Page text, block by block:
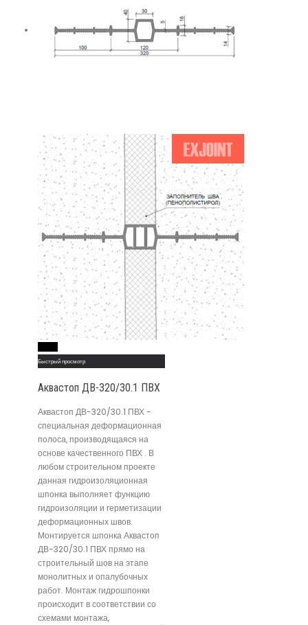
Быстрый просмотр
Аквастоп ДВ-320/30.1 ПВХ
Аквастоп ДВ-320/30.1 ПВХ -
специальная деформационная
полоса, производящаяся на
основе качественного ПВХ . В
любом строительном проекте
данная гидроизоляционная
шпонка выполняет функцию
гидроизоляции и герметизации
деформационных швов.
Монтируется шпонка Аквастоп
ДВ-320/30.1 ПВХ прямо на
строительный шов на этапе
монолитных и опалубочных
работ. Монтаж гидрошпонки
происходит в соответствии со
схемами монтажа,